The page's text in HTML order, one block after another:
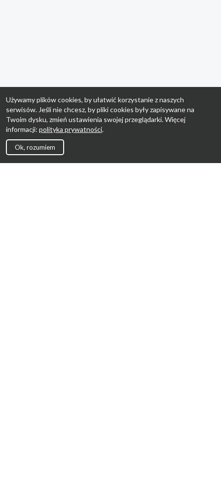
Używamy plików cookies, by ułatwić korzystanie z naszych
serwisów. Jeśli nie chcesz, by pliki cookies były zapisywane na
Twoim dysku, zmień ustawienia swojej przeglądarki. Więcej
informacji: polityka prywatności.
Ok, rozumiem